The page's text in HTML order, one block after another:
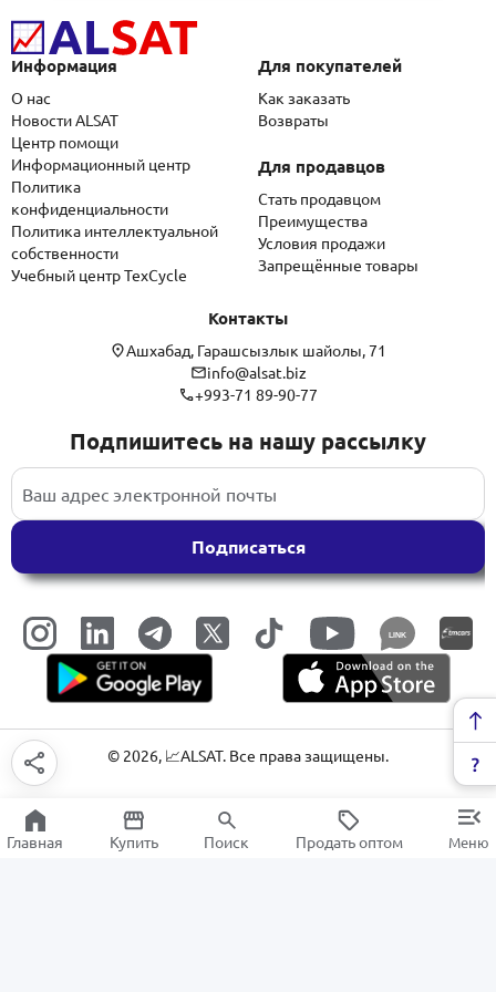
Информация
О нас
Новости ALSAT
Центр помощи
Информационный центр
Политика
конфиденциальности
Политика интеллектуальной
собственности
Учебный центр TexCycle
Для покупателей
Как заказать
Возвраты
Для продавцов
Стать продавцом
Преимущества
Условия продажи
Запрещённые товары
Контакты
Ашхабад, Гарашсызлык шайолы, 71
info@alsat.biz
+993-71 89-90-77
Подпишитесь на нашу рассылку
Подписаться
LINK
© 2026, 📈ALSAT. Все права защищены.
Главная Купить Поиск Продать оптом Меню